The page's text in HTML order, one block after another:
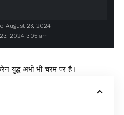
2024 3:05 am
August 23, 2024
युद्ध अभी भी चरम पर है।